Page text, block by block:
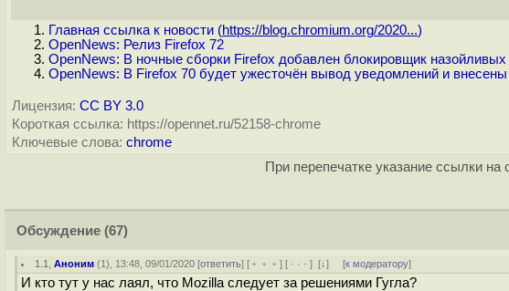
Главная ссылка к новости (https://blog.chromium.org/2020...)
OpenNews: Релиз Firefox 72
OpenNews: В ночные сборки Firefox добавлен блокировщик
OpenNews: В Firefox 70 будет ужесточён вывод уведомлений и внесены
Лицензия: CC BY 3.0
Короткая ссылка: https://opennet.ru/52158-chrome
Ключевые слова: chrome
При перепечатке указание ссылки на
Обсуждение (67)
1.1 ,Аноним (1), 13:48, 09/01/2020 [ответить] [ ﹢﹢﹢] [ · · ·][↓] [к модератору]
И кто тут у нас лаял, что Mozilla следует за решениями Гугла?